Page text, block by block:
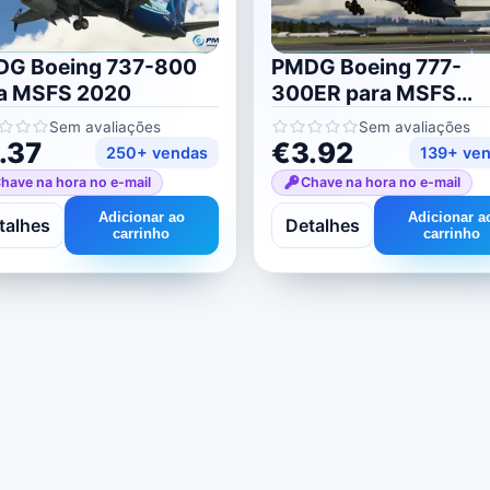
Boeing 737-800
MSFS 2020
Sem avaliações
250+ vendas
na hora no e-mail
Adicionar ao
carrinho
PMDG Boeing 777-
300ER para MSFS
2020/2024Sem avaliações
€3.92 139+
Chave na hora no e-mail
Detalhes
Adicionar
carrinho